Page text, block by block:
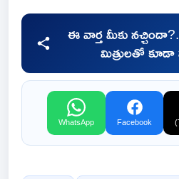
ఈ వార్త మీకు
మిత్రులతో
WhatsApp Facebook